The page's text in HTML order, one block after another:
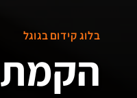
בלוג קידום בגוגל
הקמת